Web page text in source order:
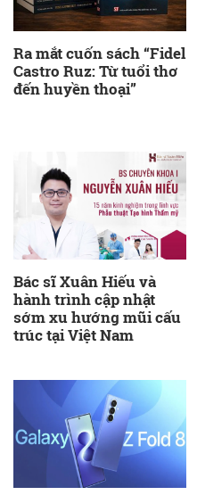
Ra mắt cuốn sách “Fidel
Castro Ruz: Từ tuổi thơ
đến huyền thoại”
Bác sĩ Xuân Hiếu và
hành trình cập nhật
sớm xu hướng mũi cấu
trúc tại Việt Nam